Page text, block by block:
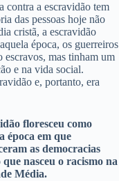
contra a escravidão tem
das pessoas hoje não
cristã, a escravidão
época, os guerreiros
escravos, mas tinham um
e na vida social.
e, portanto, era
floresceu como
época em que
as democracias
nasceu o racismo na
Média.